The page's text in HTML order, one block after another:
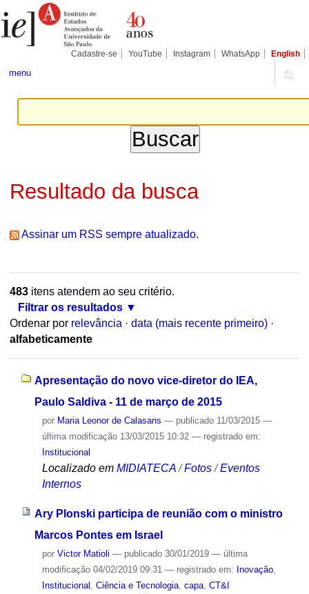
para
conteúdo.
Pessoais
Cadastre-se YouTube Instagram WhatsApp English
menu
Resultado da busca
Assinar um RSS sempre atualizado.
483itens atendem ao seu critério.
Filtrar os resultados
Ordenar por relevância · data (mais recente primeiro) ·
alfabeticamente
Apresentação do novo vice-diretor do IEA,
Paulo Saldiva - 11 de março de 2015
por Maria Leonor de Calasans — publicado11/03/2015 —
última modificação13/03/2015 10:32 — registrado em:
Institucional
Localizado em MIDIATECA /Fotos /Eventos
Internos
Ary Plonski participa de reunião com o ministro
Marcos Pontes em Israel
por Victor Matioli — publicado30/01/2019 — última
modificação04/02/2019 09:31 — registrado em: Inovação,
Institucional Ciência e Tecnologia, capa, CT&I